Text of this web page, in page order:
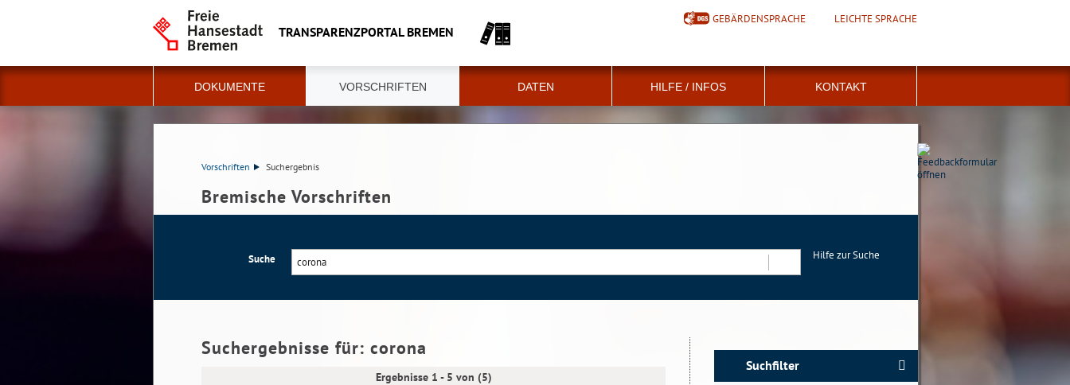
TRANSPARENZPORTAL BREMEN
GEBÄRDENSPRACHE LEICHTE SPRACHE
DOKUMENTE VORSCHRIFTEN DATEN HILFE / INFOS KONTAKT
Vorschriften Suchergebnis
Bremische Vorschriften
Suche
Hilfe zur Suche
Suchergebnisse für: corona
Ergebnisse 1 - 5 von (5)
Suchfilter